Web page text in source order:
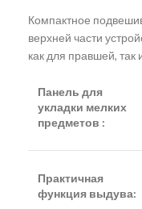
Компактное
верхней части
как для правшей, так
Панель для
укладки мелких
предметов :
Практичная
функция выдува: